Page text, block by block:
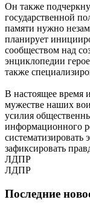
Он также
государственной
памяти нужно
планирует
сообществом над
энциклопедии
также
В настоящее время
мужестве наших
усилия
информационного
систематизировать
зафиксировать
ЛДПР
ЛДПР
Последние